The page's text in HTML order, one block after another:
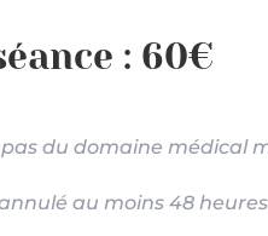
: 60€
du domaine médical
au moins 48